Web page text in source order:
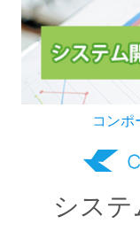
コンポ
シス